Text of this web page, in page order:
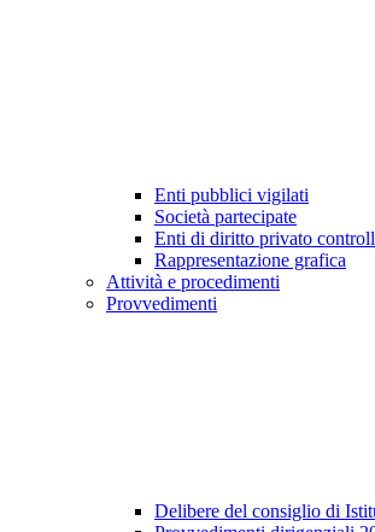
Enti pubblici vigilati
Società partecipate
Enti di diritto privato
Rappresentazione grafica
Attività e procedimenti
Provvedimenti
Delibere del consiglio di